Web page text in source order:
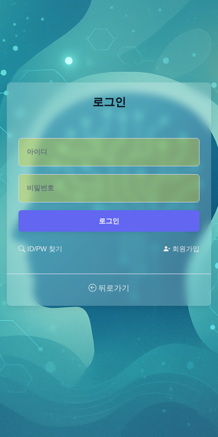
로그인
아이디
비밀번호
로그인
ID/PW 찾기 회원가입
뒤로가기